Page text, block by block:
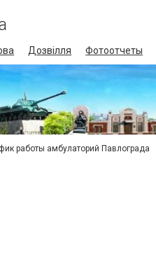
Дозвілля Фотоотчеты
работы амбулаторий Павлограда